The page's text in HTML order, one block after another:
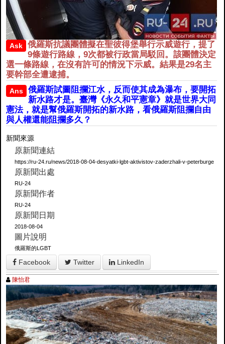
Ask
俄羅斯抗議團體擬在聖彼得堡舉行示威遊行，提了
9條遊行路線，9次都被行政當局駁回。該團體決定
選一條路線，在沒有許可的情況下示威。結果是29名主
要幹部全遭逮捕。
Ans
俄羅斯試圖阻攔江水，反而使其成為瀑布，要開拓
新水路才是。臺灣《永久和平憲章》就是世界大同
憲法，就是幫俄羅斯開拓的新水路，看俄羅斯阻攔自由
與人權還能阻攔多久？
新聞來源
原新聞連結
https://ru-24.ru/news/2018-08-04-desyatki-lgbt-aktivistov-zaderzhali-v-peterburge
原新聞出處
RU-24
原新聞作者
RU-24
原新聞日期
2018-08-04
圖片說明
俄羅斯的LGBT
Facebook Twitter LinkedIn
陳怡君